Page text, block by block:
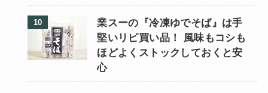
業スーの『冷凍ゆでそば』は手
堅いリピ買い品！ 風味もコシも
ほどよくストックしておくと安
心